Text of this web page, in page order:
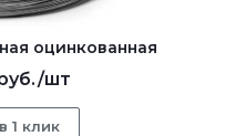
оцинкованная
/шт
1 клик